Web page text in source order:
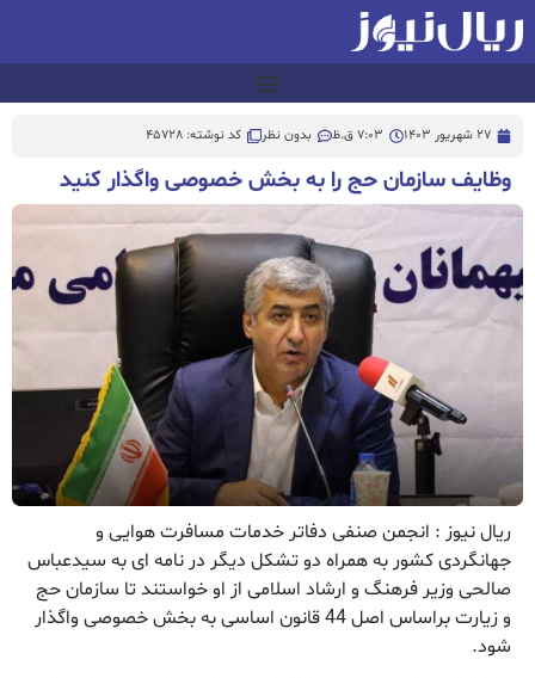
27 شهریور 1403 7:03 ق.ظ بدون نظر کد نوشته: 45728
وظایف سازمان حج را به بخش خصوصی واگذار کنید
ریال نیوز : انجمن صنفی دفاتر خدمات مسافرت هوایی و
جهانگردی كشور به همراه دو تشكل دیگر در نامه ای به سیدعباس
صالحی وزیر فرهنگ و ارشاد اسلامی از او خواستند تا سازمان حج
و زیارت براساس اصل 44 قانون اساسی به بخش خصوصی واگذار
شود.